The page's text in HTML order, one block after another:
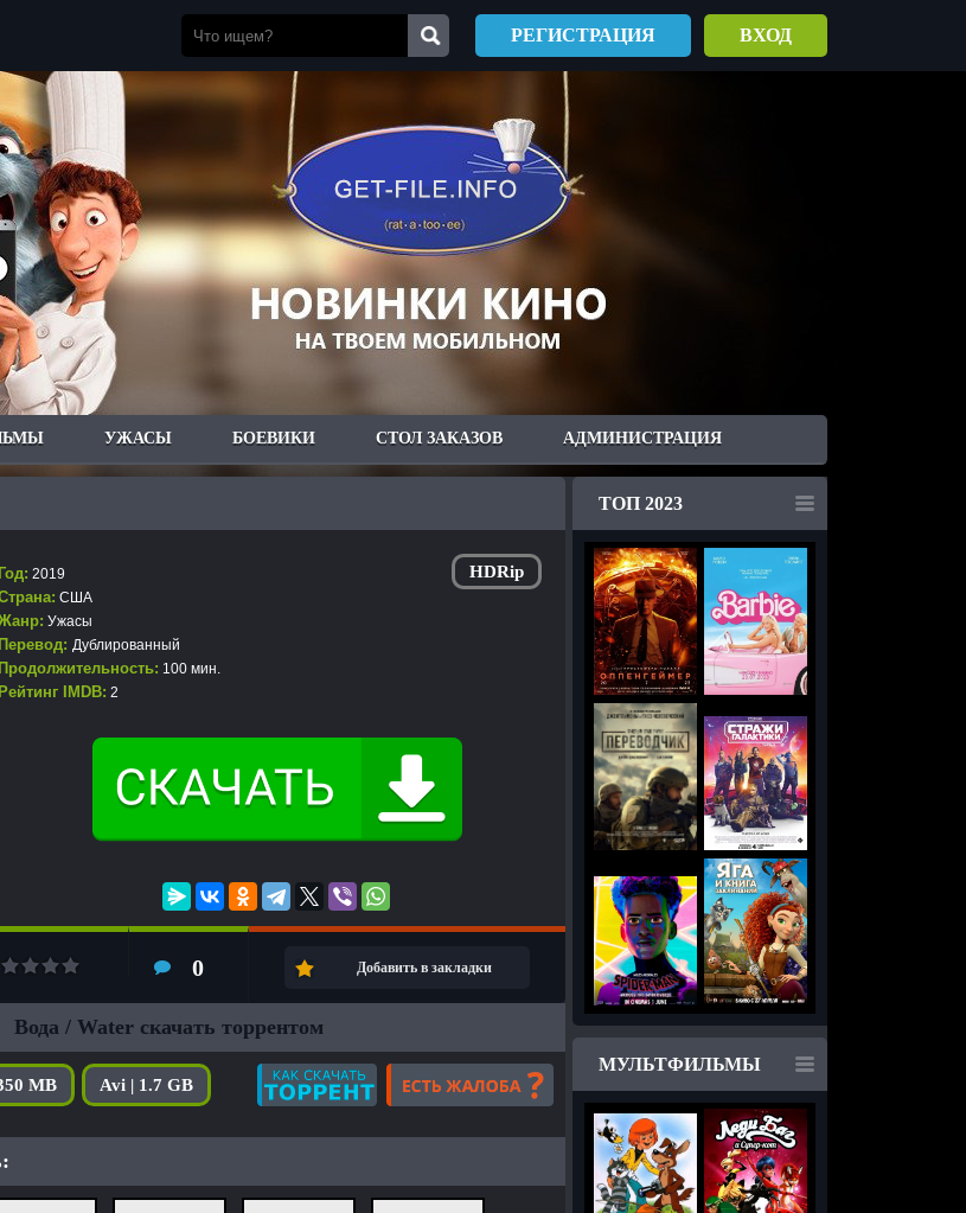
РЕГИСТРАЦИЯ ВХОД
УЖАСЫ БОЕВИКИ СТОЛ ЗАКАЗОВ АДМИНИСТРАЦИЯ
HDRip
Год: 2019
США
Ужасы
Перевод: Дублированный
Продолжительность: 100 мин.
Рейтинг IMDB: 2
0 Добавить в закладки
Вода / Water скачать торрентом
MB Avi | 1.7 GB
ТОП 2023
МУЛЬТФИЛЬМЫ